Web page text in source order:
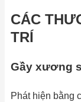
CÁC
TRÍ
Gầy xương
Phát hiện bằng